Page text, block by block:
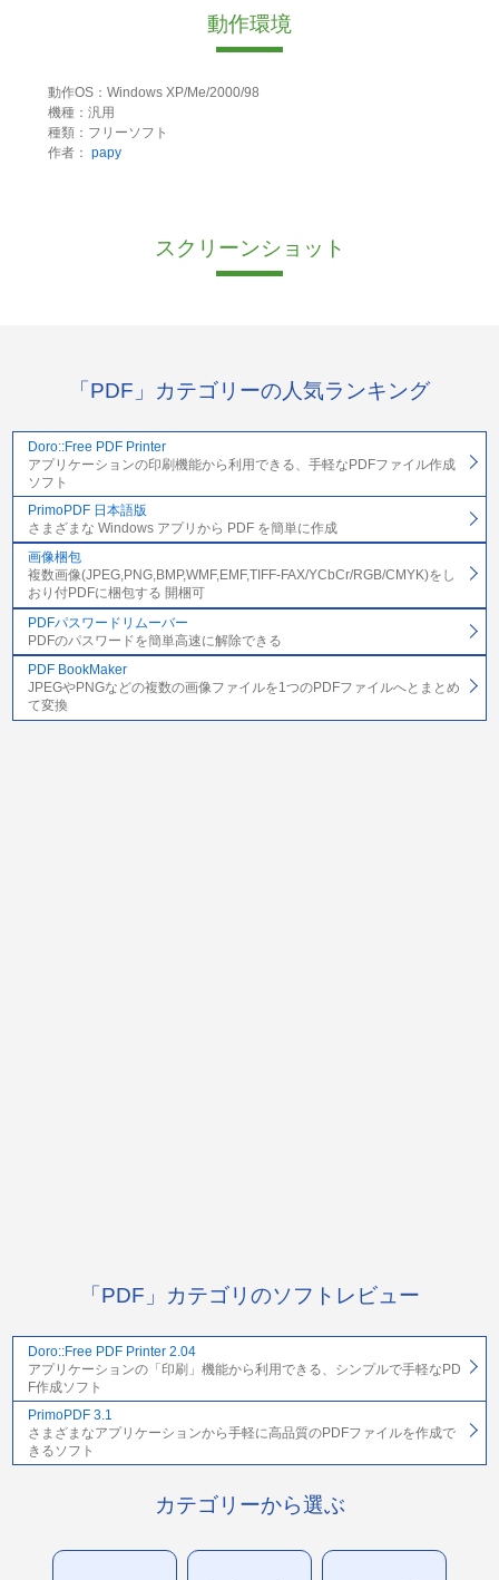
動作環境
動作OS：Windows XP/Me/2000/98
機種：汎用
種類：フリーソフト
作者： papy
スクリーンショット
「PDF」カテゴリーの人気ランキング
Doro::Free PDF Printer
アプリケーションの印刷機能から利用できる、手軽なPDFファイル作成
ソフト
PrimoPDF 日本語版
さまざまな Windows アプリから PDF を簡単に作成
画像梱包
複数画像(JPEG,PNG,BMP,WMF,EMF,TIFF-FAX/YCbCr/RGB/CMYK)をし
おり付PDFに梱包する 開梱可
PDFパスワードリムーバー
PDFのパスワードを簡単高速に解除できる
PDF BookMaker
JPEGやPNGなどの複数の画像ファイルを1つのPDFファイルへとまとめ
て変換
「PDF」カテゴリのソフトレビュー
Doro::Free PDF Printer 2.04
アプリケーションの「印刷」機能から利用できる、シンプルで手軽なPD
F作成ソフト
PrimoPDF 3.1
さまざまなアプリケーションから手軽に高品質のPDFファイルを作成で
きるソフト
カテゴリーから選ぶ